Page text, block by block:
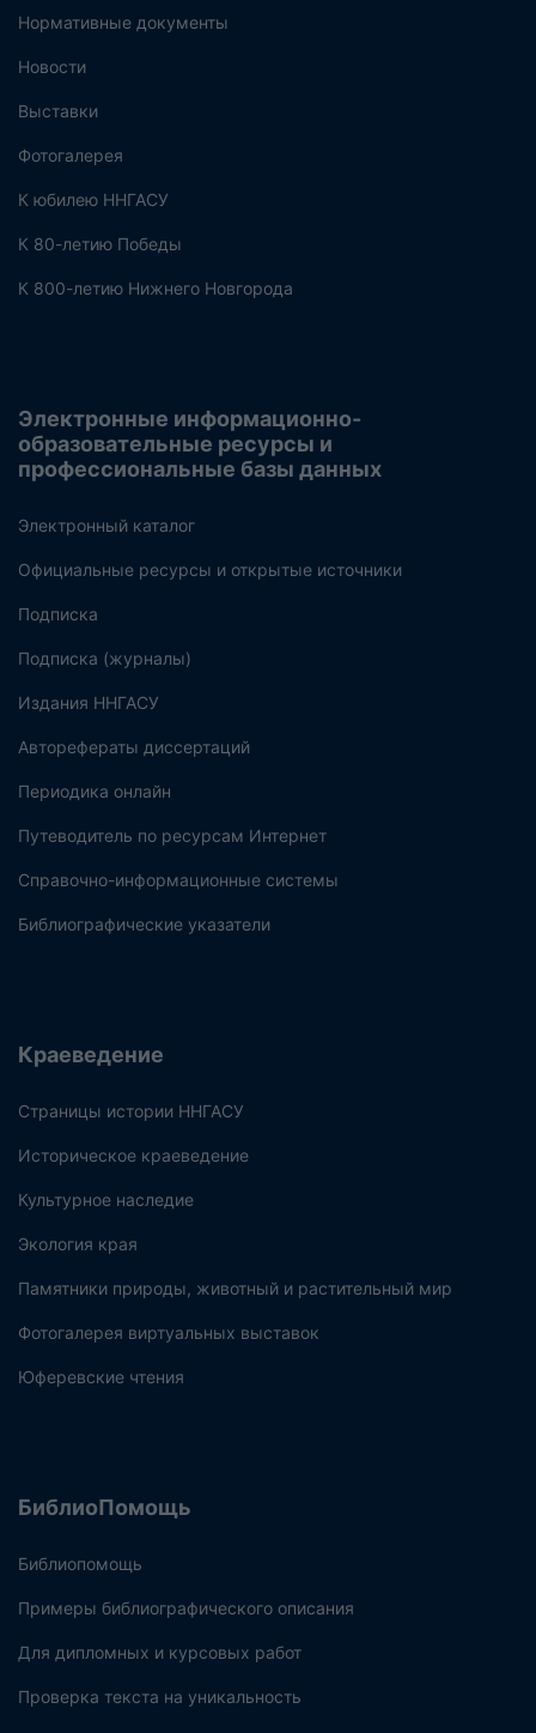
Нормативные документы
Новости
Выставки
Фотогалерея
К юбилею ННГАСУ
К 80-летию Победы
К 800-летию Нижнего Новгорода
Электронные информационно-
образовательные ресурсы и
профессиональные базы данных
Электронный каталог
Официальные ресурсы и открытые источники
Подписка
Подписка (журналы)
Издания ННГАСУ
Авторефераты диссертаций
Периодика онлайн
Путеводитель по ресурсам Интернет
Справочно-информационные системы
Библиографические указатели
Краеведение
Страницы истории ННГАСУ
Историческое краеведение
Культурное наследие
Экология края
Памятники природы, животный и растительный мир
Фотогалерея виртуальных выставок
Юферевские чтения
БиблиоПомощь
Библиопомощь
Примеры библиографического описания
Для дипломных и курсовых работ
Проверка текста на уникальность